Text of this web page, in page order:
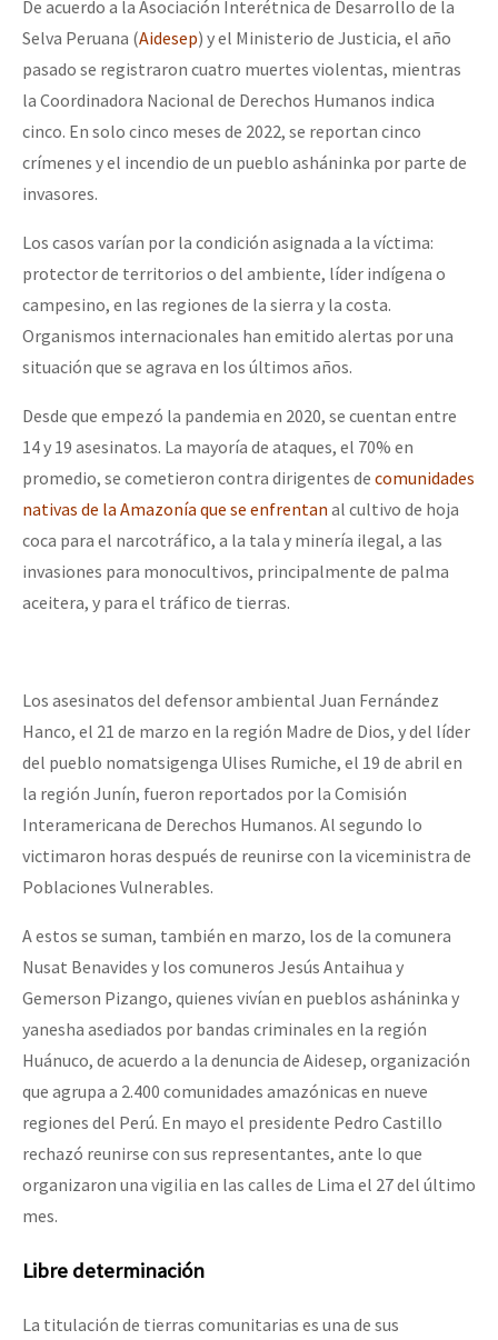
De acuerdo a la Asociación Interétnica de Desarrollo de la
Selva Peruana (Aidesep) y el Ministerio de Justicia, el año
pasado se registraron cuatro muertes violentas, mientras
la Coordinadora Nacional de Derechos Humanos indica
cinco. En solo cinco meses de 2022, se reportan cinco
crímenes y el incendio de un pueblo asháninka por parte de
invasores.
Los casos varían por la condición asignada a la víctima:
protector de territorios o del ambiente, líder indígena o
campesino, en las regiones de la sierra y la costa.
Organismos internacionales han emitido alertas por una
situación que se agrava en los últimos años.
Desde que empezó la pandemia en 2020, se cuentan entre
14 y 19 asesinatos. La mayoría de ataques, el 70% en
promedio, se cometieron contra dirigentes de comunidades
nativas de la Amazonía que se enfrentan al cultivo de hoja
coca para el narcotráfico, a la tala y minería ilegal, a las
invasiones para monocultivos, principalmente de palma
aceitera, y para el tráfico de tierras.
Los asesinatos del defensor ambiental Juan Fernández
Hanco, el 21 de marzo en la región Madre de Dios, y del líder
del pueblo nomatsigenga Ulises Rumiche, el 19 de abril en
la región Junín, fueron reportados por la Comisión
Interamericana de Derechos Humanos. Al segundo lo
victimaron horas después de reunirse con la viceministra de
Poblaciones Vulnerables.
A estos se suman, también en marzo, los de la comunera
Nusat Benavides y los comuneros Jesús Antaihua y
Gemerson Pizango, quienes vivían en pueblos asháninka y
yanesha asediados por bandas criminales en la región
Huánuco, de acuerdo a la denuncia de Aidesep, organización
que agrupa a 2.400 comunidades amazónicas en nueve
regiones del Perú. En mayo el presidente Pedro Castillo
rechazó reunirse con sus representantes, ante lo que
organizaron una vigilia en las calles de Lima el 27 del último
mes.
Libre determinación
La titulación de tierras comunitarias es una de sus